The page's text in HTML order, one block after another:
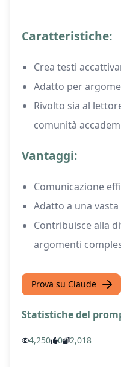
Caratteristiche:
Crea testi
Adatto per
Rivolto sia al
comunità
Vantaggi:
Comunicazione
Adatto a una
Contribuisce alla
argomenti
Prova su Claude
Statistiche del
4,250 0 2,018